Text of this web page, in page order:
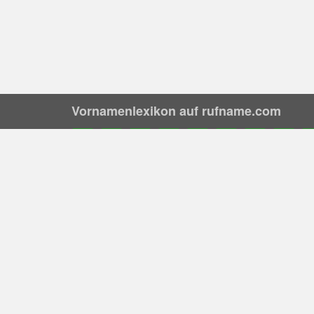
Vornamenlexikon auf rufname.com